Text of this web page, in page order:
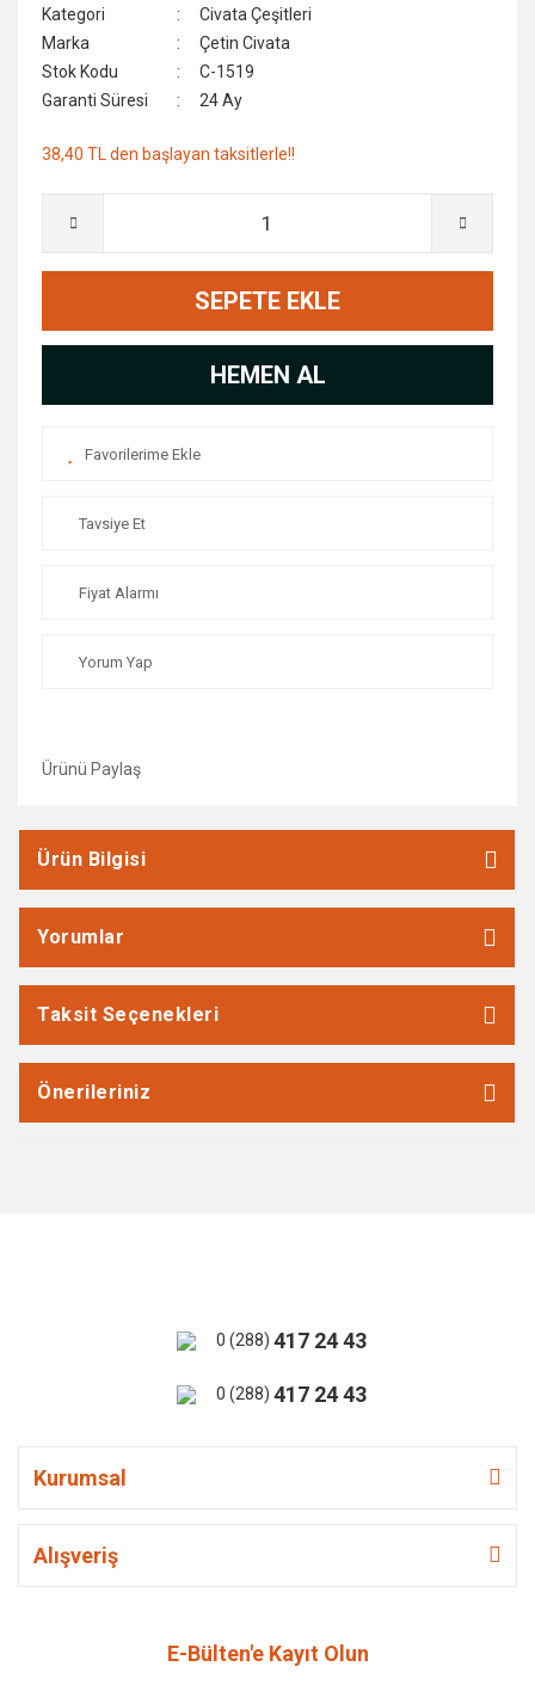
Kategori
Civata Çeşitleri
Marka
Çetin Civata
Stok Kodu
C-1519
Garanti Süresi
24 Ay
38,40 TL den başlayan taksitlerle!!
SEPETE EKLE
HEMEN AL
Tavsiye Et
Fiyat Alarmı
Yorum Yap
Ürünü Paylaş
Ürün Bilgisi
Yorumlar
Taksit Seçenekleri
Önerileriniz
0 (288) 417 24 43
0 (288) 417 24 43
Kurumsal
Alışveriş
E-Bülten'e Kayıt Olun